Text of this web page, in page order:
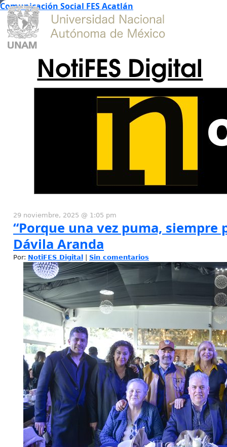
Comunicación Social FES Acatlán
NotiFES Digital
29 noviembre, 2025 @ 1:05 pm
“Porque una vez puma, siempre
Dávila Aranda
Por: NotiFES Digital Sin comentarios